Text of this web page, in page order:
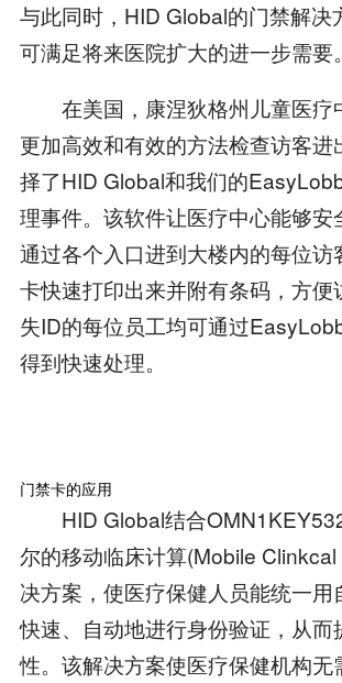
与此同时，HID Global的门禁解决
可满足将来医院扩大的进一步需要。
在美国，康涅狄格州儿童医疗
更加高效和有效的方法检查访客进
择了HID Global和我们的
理事件。该软件让医疗中心能够安
通过各个入口进到大楼内的每位访
卡快速打印出来并附有条码，方便
失ID的每位员工均可通过
得到快速处理。
门禁卡的应用
HID Global结合
尔的移动临床计算(Mobile
决方案，使医疗保健人员能统一用
快速、自动地进行身份验证，从而
性。该解决方案使医疗保健机构无